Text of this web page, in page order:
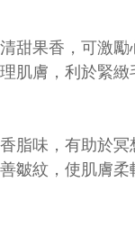
甜果香，可激勵
肌膚，利於緊緻
脂味，有助於冥
皺紋，使肌膚